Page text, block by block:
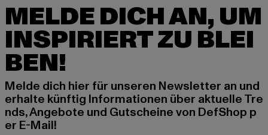
MELDE DICH AN, UM
INSPIRIERT ZU BLEI
BEN!
Melde dich hier für unseren Newsletter an und
erhalte künftig Informationen über aktuelle Tre
nds, Angebote und Gutscheine von DefShop p
er E-Mail!